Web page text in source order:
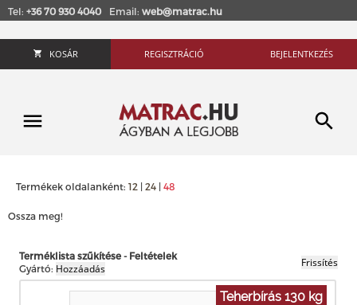
Tel: +36 70 930 4040 Email: web@matrac.hu
KOSÁR REGISZTRÁCIÓ BEJELENTKEZÉS
Termékek oldalanként: 12 | 24 | 48
Ossza meg!
Terméklista szűkítése - Feltételek
Gyártó:
Teherbírás 130 kg